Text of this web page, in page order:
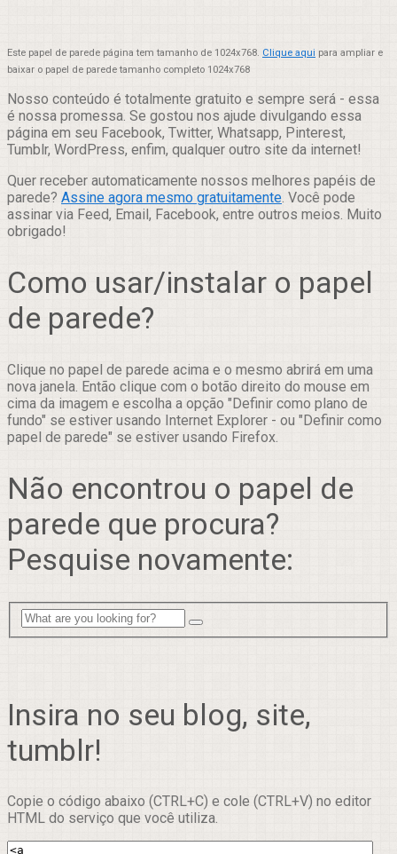
Este papel de parede página tem tamanho de 1024x768. Clique aqui para ampliar e
baixar o papel de parede tamanho completo 1024x768
Nosso conteúdo é totalmente gratuito e sempre será - essa
é nossa promessa. Se gostou nos ajude divulgando essa
página em seu Facebook, Twitter, Whatsapp, Pinterest,
Tumblr, WordPress, enfim, qualquer outro site da internet!
Quer receber automaticamente nossos melhores papéis de
parede? Assine agora mesmo gratuitamente. Você pode
assinar via Feed, Email, Facebook, entre outros meios. Muito
obrigado!
Como usar/instalar o papel
de parede?
Clique no papel de parede acima e o mesmo abrirá em uma
nova janela. Então clique com o botão direito do mouse em
cima da imagem e escolha a opção "Definir como plano de
fundo" se estiver usando Internet Explorer - ou "Definir como
papel de parede" se estiver usando Firefox.
Não encontrou o papel de
parede que procura?
Pesquise novamente:
Insira no seu blog, site,
tumblr!
Copie o código abaixo (CTRL+C) e cole (CTRL+V) no editor
HTML do serviço que você utiliza.